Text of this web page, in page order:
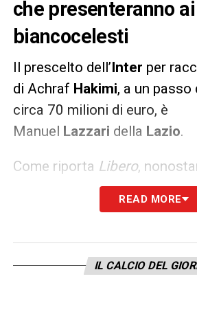
che presenteranno ai
biancocelesti
Il prescelto dell’Inter per
di Achraf Hakimi, a un passo
circa 70 milioni di euro, è
Manuel Lazzari della Lazio.
Come riporta Libero,
tra le due società siano
l’ingaggio da parte dell’Inter
piatto verranno messi 15
READ MORE
IL CALCIO DEL